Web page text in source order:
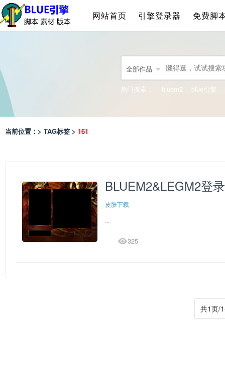
网站首页 引擎登录器 免费脚
全部作品
热门搜索： bluem2 blue引擎
当前位置：> TAG标签 > 161
BLUEM2&LEGM2登
皮肤下载
325
共1页/